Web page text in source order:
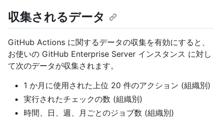
収集されるデータ
GitHub Actions に関するデータの収集を有効にすると、
お使いの GitHub Enterprise Server インスタンス に対し
て次のデータが収集されます。
1 か月に使用された上位 20 件のアクション (組織別)
実行されたチェックの数 (組織別)
時間、日、週、月ごとのジョブ数 (組織別)